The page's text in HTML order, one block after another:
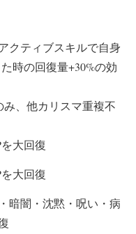
クティブスキルで自身
時の回復量+30%の効
、他カリスマ重複不
大回復
大回復
暗闇・沈黙・呪い・病